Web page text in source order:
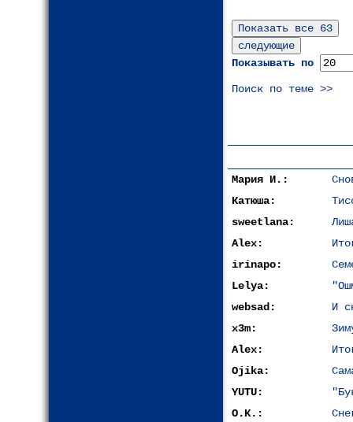
Показывать по
Поиск по теме >>
Мария И.:
Катюша:
sweetlana:
Alex:
irinapo:
Lelya:
websad:
И
x3m:
Alex:
Ojika:
YUTU:
О.К.: